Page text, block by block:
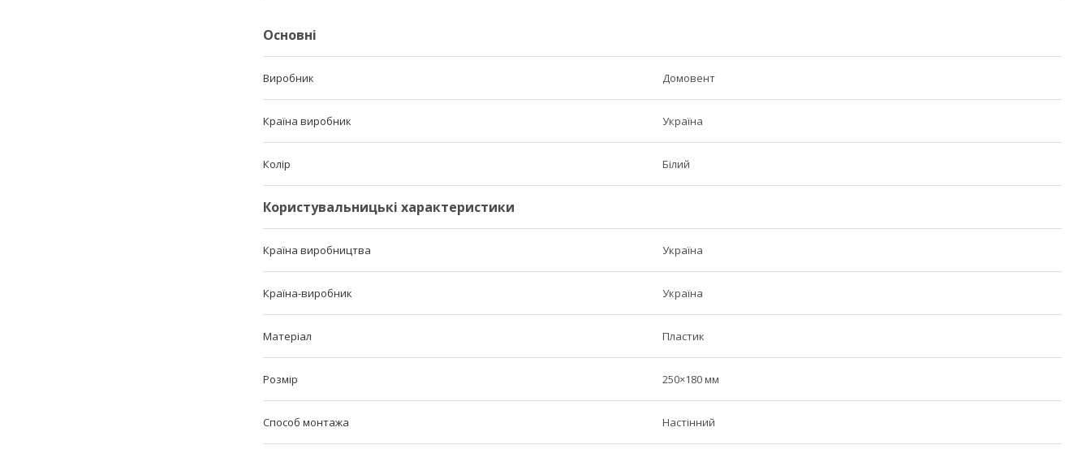
Основні
Виробник Домовент
Країна виробник Україна
Колір Білий
Користувальницькі характеристики
Країна виробництва Україна
Країна-виробник Україна
Матеріал Пластик
Розмір 250×180 мм
Способ монтажа Настінний